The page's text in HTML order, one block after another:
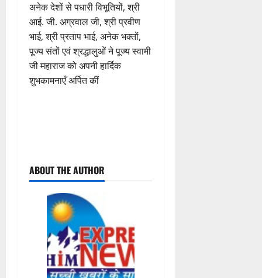
अनेक देशों से पधारी विभूतियों, श्री
आई. जी. अग्रवाल जी, श्री प्रवीण
भाई, श्री प्रताप भाई, अनेक भक्तों,
पूज्य संतों एवं श्रद्धालुओं ने पूज्य स्वामी
जी महाराज को अपनी हार्दिक
शुभकामनाएँ अर्पित कीं
o
ABOUT THE AUTHOR